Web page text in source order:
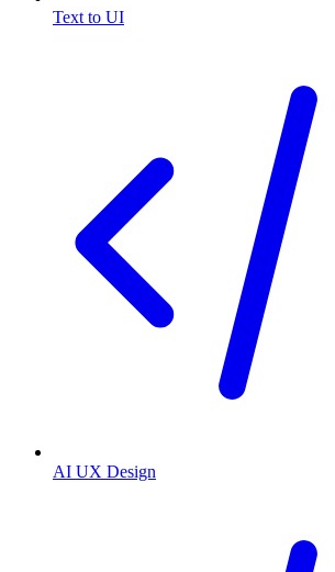
Text to UI
AI UX Design